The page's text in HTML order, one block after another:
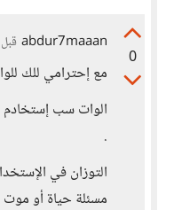
0
abdur7maaan
مع إحترامي للك
الوات سب
.
التوزان في
مسئلة حياة أو